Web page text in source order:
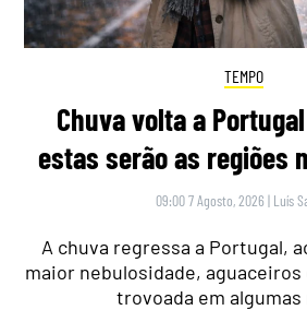
TEMPO
Chuva volta a
estas serão as regiões
09:00 7 Agosto, 2026 | Luís
A chuva regressa a Portugal,
maior nebulosidade,
trovoada em